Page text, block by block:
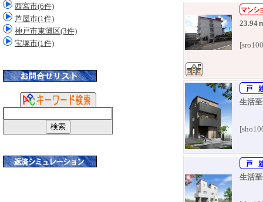
西宮市(6件)
芦屋市(1件)
神戸市東灘区(3件)
宝塚市(1件)
23.94
生活
生活